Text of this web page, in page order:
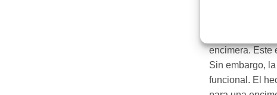
Hay algunos
encimera. Este
Sin embargo,
funcional. El